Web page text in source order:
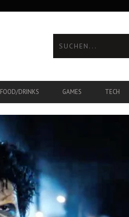
FOOD/DRINKS GAMES TECH